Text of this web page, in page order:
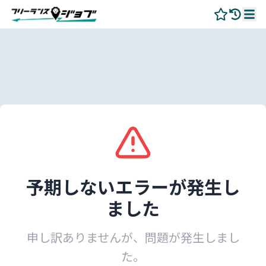
予期しないエラーが発生し
ました
申し訳ありませんが、問題が発生しまし
た。